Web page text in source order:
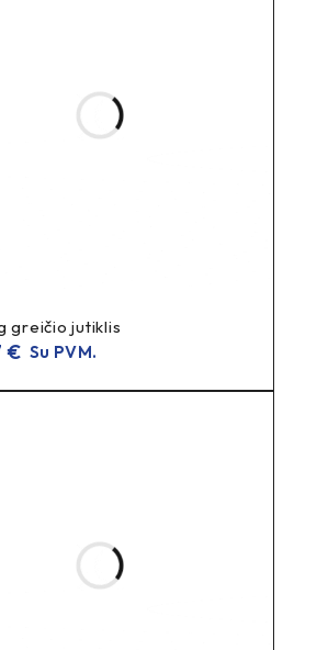
greičio jutiklis
€ Su PVM.